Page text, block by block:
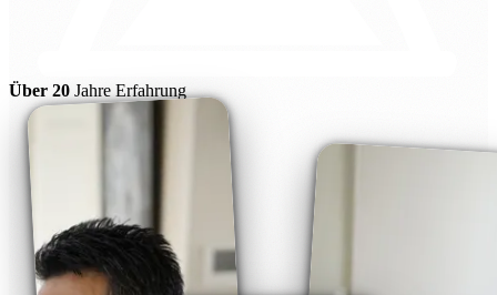
Über 20 Jahre Erfahrung